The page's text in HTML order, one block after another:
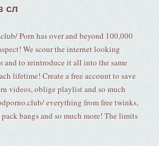
сл
Porn has over and beyond 100,000
We scour the internet looking
and to reintroduce it all into the same
lifetime! Create a free account to save
videos, oblige playlist and so much
everything from free twinks,
pack bangs and so much more! The limits